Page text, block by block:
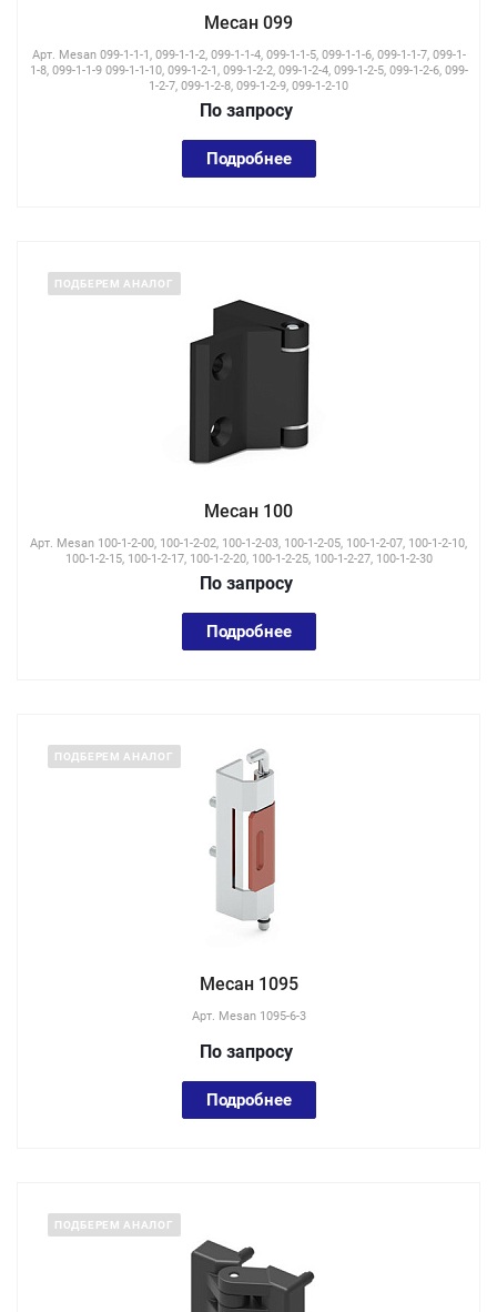
Месан 099
Арт. Mesan 099-1-1-1, 099-1-1-2, 099-1-1-4, 099-1-1-5, 099-1-1-6, 099-1-1-7, 099-1-
1-8, 099-1-1-9 099-1-1-10, 099-1-2-1, 099-1-2-2, 099-1-2-4, 099-1-2-5, 099-1-2-6, 099-
1-2-7, 099-1-2-8, 099-1-2-9, 099-1-2-10
По запросу
Подробнее
ПОДБЕРЕМ АНАЛОГ
Месан 100
Арт. Mesan 100-1-2-00, 100-1-2-02, 100-1-2-03, 100-1-2-05, 100-1-2-07, 100-1-2-10,
100-1-2-15, 100-1-2-17, 100-1-2-20, 100-1-2-25, 100-1-2-27, 100-1-2-30
По запросу
Подробнее
ПОДБЕРЕМ АНАЛОГ
Месан 1095
Арт. Mesan 1095-6-3
По запросу
Подробнее
ПОДБЕРЕМ АНАЛОГ